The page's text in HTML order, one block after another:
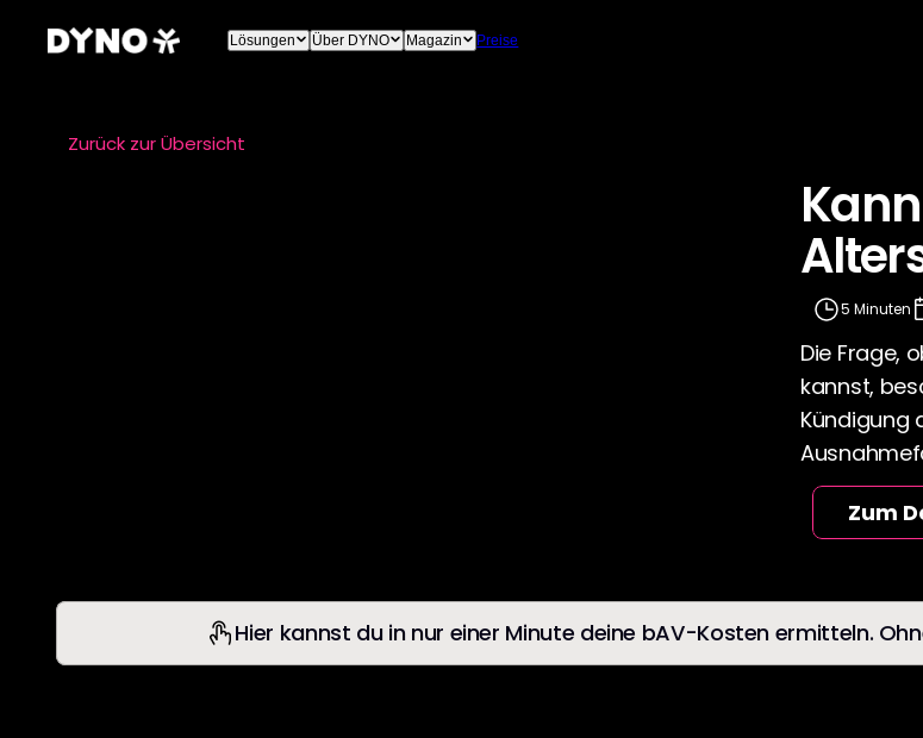
Lösungen Über DYNO Magazin Preise
Zurück zur Übersicht
5 Minuten
Die Frage,
kannst,
Kündigung
Zum
Hier kannst du in nur einer Minute deine bAV-Kosten ermitteln.